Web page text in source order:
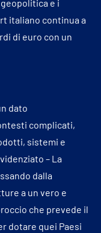
e i
italiano continua a
di euro con un
dato
complicati,
sistemi e
– La
dalla
a un vero e
che prevede il
dotare quei Paesi